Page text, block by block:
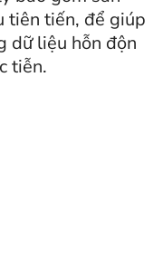
tiên tiến, để giúp
dữ liệu hỗn độn
tiễn.